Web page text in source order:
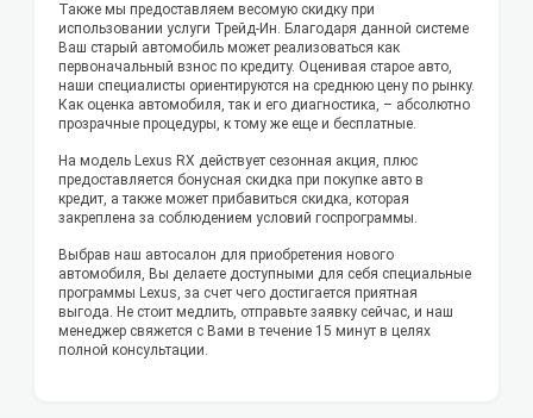
Также мы предоставляем весомую скидку при
использовании услуги Трейд-Ин. Благодаря данной системе
Ваш старый автомобиль может реализоваться как
первоначальный взнос по кредиту. Оценивая старое авто,
наши специалисты ориентируются на среднюю цену по рынку.
Как оценка автомобиля, так и его диагностика, – абсолютно
прозрачные процедуры, к тому же еще и бесплатные.
На модель Lexus RX действует сезонная акция, плюс
предоставляется бонусная скидка при покупке авто в
кредит, а также может прибавиться скидка, которая
закреплена за соблюдением условий госпрограммы.
Выбрав наш автосалон для приобретения нового
автомобиля, Вы делаете доступными для себя специальные
программы Lexus, за счет чего достигается приятная
выгода. Не стоит медлить, отправьте заявку сейчас, и наш
менеджер свяжется с Вами в течение 15 минут в целях
полной консультации.